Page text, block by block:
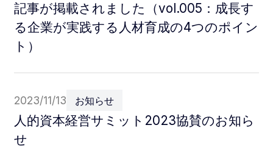
記事が掲載されました（vol.005：成長す
る企業が実践する人材育成の4つのポイン
ト）
2023/11/13 お知らせ
人的資本経営サミット2023協賛のお知ら
せ